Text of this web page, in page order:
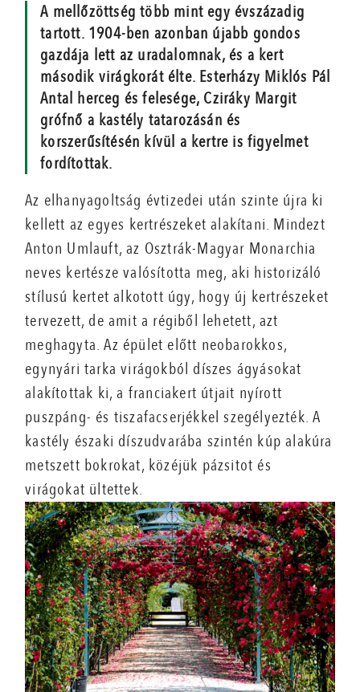
A mellőzöttség több mint egy évszázadig
tartott. 1904-ben azonban újabb gondos
gazdája lett az uradalomnak, és a kert
második virágkorát élte. Esterházy Miklós Pál
Antal herceg és felesége, Cziráky Margit
grófnő a kastély tatarozásán és
korszerűsítésén kívül a kertre is figyelmet
fordítottak.
Az elhanyagoltság évtizedei után szinte újra ki
kellett az egyes kertrészeket alakítani. Mindezt
Anton Umlauft, az Osztrák-Magyar Monarchia
neves kertésze valósította meg, aki historizáló
stílusú kertet alkotott úgy, hogy új kertrészeket
tervezett, de amit a régiből lehetett, azt
meghagyta. Az épület előtt neobarokkos,
egynyári tarka virágokból díszes ágyásokat
alakítottak ki, a franciakert útjait nyírott
puszpáng- és tiszafacserjékkel szegélyezték. A
kastély északi díszudvarába szintén kúp alakúra
metszett bokrokat, közéjük pázsitot és
virágokat ültettek.